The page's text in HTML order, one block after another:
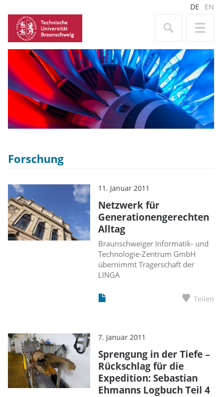
DE EN
Forschung
11. Januar 2011
Netzwerk für
Generationengerechten
Alltag
Braunschweiger Informatik- und
Technologie-Zentrum GmbH
übernimmt Trägerschaft der
LINGA
Teilen
7. Januar 2011
Sprengung in der Tiefe –
Rückschlag für die
Expedition: Sebastian
Ehmanns Logbuch Teil 4